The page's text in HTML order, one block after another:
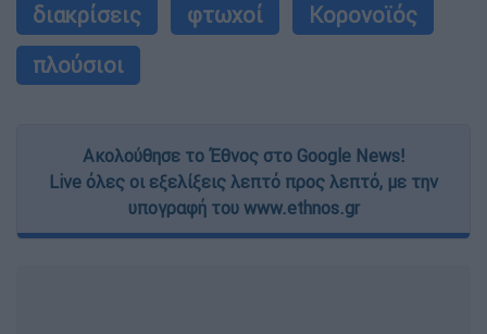
διακρίσεις φτωχοί
Κορονοϊός
πλούσιοι
Ακολούθησε το Έθνος στο Google News!
Live όλες οι εξελίξεις λεπτό προς λεπτό, με την
υπογραφή του www.ethnos.gr